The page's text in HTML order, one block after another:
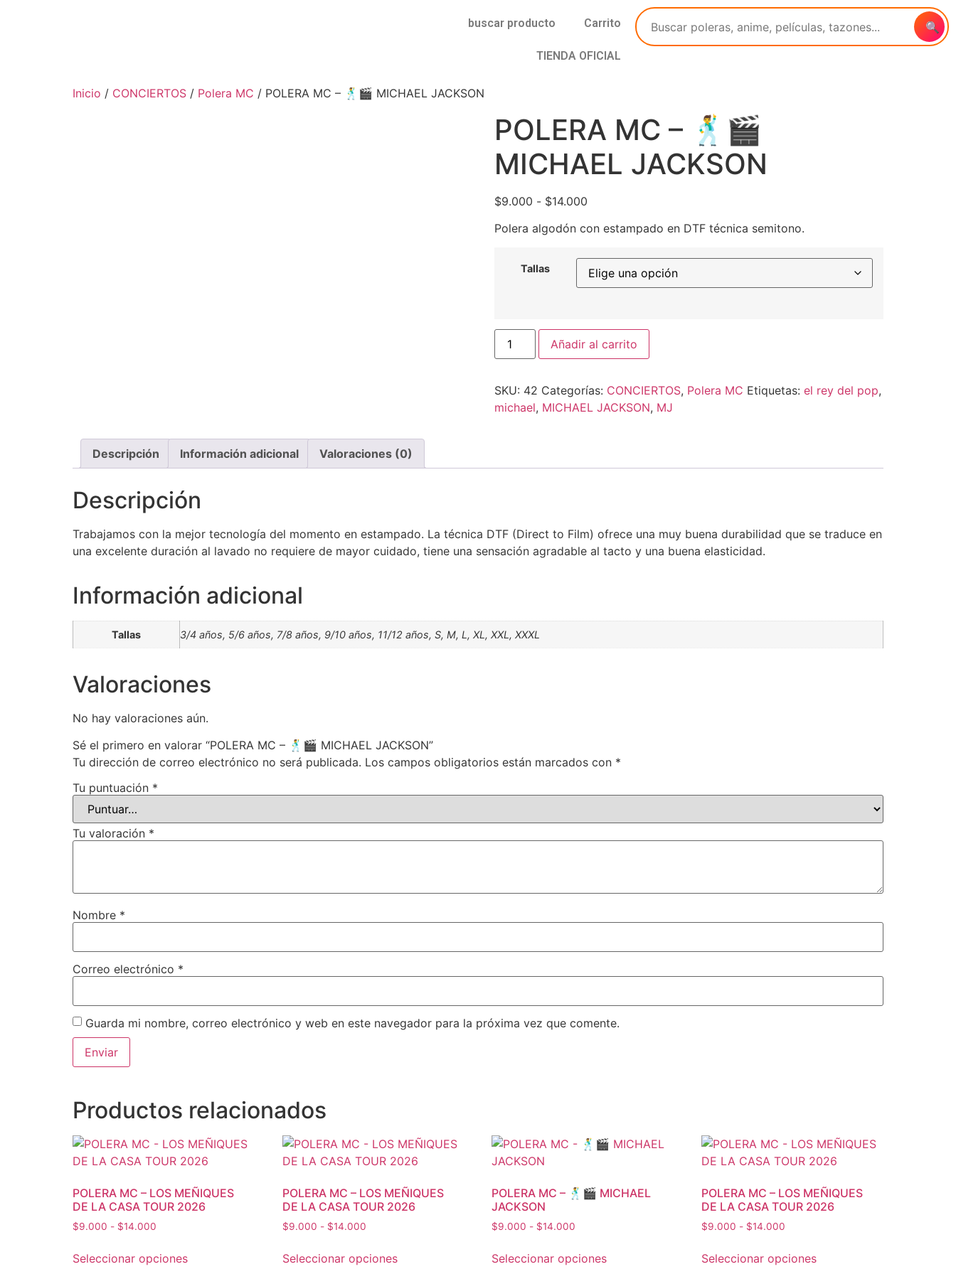
buscar producto Carrito
TIENDA OFICIAL
🔍
Inicio / CONCIERTOS / Polera MC / POLERA MC – 🕺🎬 MICHAEL JACKSON
POLERA MC – 🕺🎬
MICHAEL JACKSON
$9.000 - $14.000
Polera algodón con estampado en DTF técnica semitono.
Tallas
Añadir al carrito
SKU: 42 Categorías: CONCIERTOS, Polera MC Etiquetas: el rey del pop,
michael, MICHAEL JACKSON, MJ
Descripción Información adicional Valoraciones (0)
Descripción
Trabajamos con la mejor tecnología del momento en estampado. La técnica DTF (Direct to Film) ofrece una muy buena durabilidad que se traduce en
una excelente duración al lavado no requiere de mayor cuidado, tiene una sensación agradable al tacto y una buena elasticidad.
Información adicional
Tallas 3/4 años, 5/6 años, 7/8 años, 9/10 años, 11/12 años, S, M, L, XL, XXL, XXXL
Valoraciones
No hay valoraciones aún.
Sé el primero en valorar “POLERA MC – 🕺🎬 MICHAEL JACKSON”
Tu dirección de correo electrónico no será publicada. Los campos obligatorios están marcados con *
Tu puntuación *
Tu valoración *
Nombre *
Correo electrónico *
Guarda mi nombre, correo electrónico y web en este navegador para la próxima vez que comente.
Productos relacionados
POLERA MC – LOS MEÑIQUES
DE LA CASA TOUR 2026
$9.000 - $14.000
Seleccionar opciones
POLERA MC – LOS MEÑIQUES
DE LA CASA TOUR 2026
$9.000 - $14.000
Seleccionar opciones
POLERA MC – 🕺🎬 MICHAEL
JACKSON
$9.000 - $14.000
Seleccionar opciones
POLERA MC – LOS MEÑIQUES
DE LA CASA TOUR 2026
$9.000 - $14.000
Seleccionar opciones